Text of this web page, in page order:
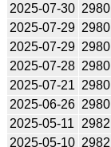
2025-07-30 2980
2025-07-29 2980
2025-07-29 2980
2025-07-28 2980
2025-07-21 2980
2025-06-26 2980
2025-05-11
2982
2025-05-10 2982